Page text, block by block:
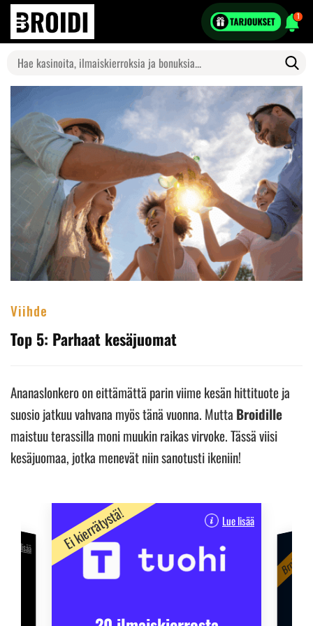
1
Search
for:
Viihde
Top 5: Parhaat kesäjuomat
Ananaslonkero on eittämättä parin viime kesän hittituote ja
suosio jatkuu vahvana myös tänä vuonna. Mutta Broidille
maistuu terassilla moni muukin raikas virvoke. Tässä viisi
kesäjuomaa, jotka menevät niin sanotusti ikeniin!
Lue lisää
Lue lisää
Ei kierrätystä!